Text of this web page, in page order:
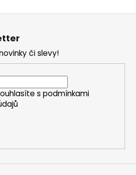
či slevy!
s podmínkami